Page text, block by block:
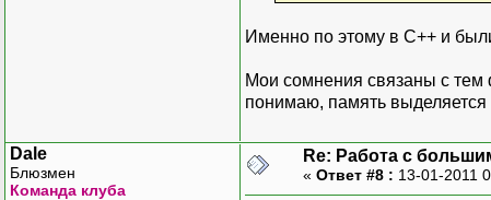
Именно по этому в С++ и
Мои сомнения связаны с тем
понимаю, память выделяется
Dale
Блюзмен
Команда клуба
Re: Работа с
« Ответ #8 : 13-01-2011